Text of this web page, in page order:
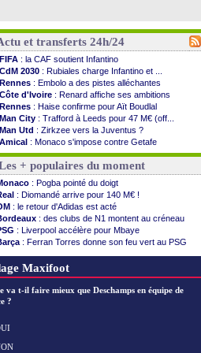
et transferts 24h/24
FIFA : la CAF soutient Infantino
CdM 2030 : Rubiales charge Infantino et ...
Rennes : Embolo a des pistes alléchantes
Côte d'Ivoire : Renard affiche ses ambitions
Rennes : Haise confirme pour Aït Boudlal
Man City : Trafford à Leeds pour 47 M€ (off...
Man Utd : Zirkzee vers la Juventus ?
Amical : Monaco s'impose contre Getafe
Nantes: Der Zakarian et sa relation avec Kita
OM: le club prêt à libérer Kondogbia ?
Monaco: le message touchant d'Akliouche
FIFA: Tebas en remet une couche
FIFA : l'UEFA maintient la pression
PSG: Tebas encense Luis Enrique
Real: Vinicius jusqu'en 2032 (officiel)
Lyon: Mangala va rejoindre Getafe
OM: une offre refusée pour Aguerd
Troyes: Junior Diaz jusqu'en 2030 (officiel)
OM : une offre pour Bulka
PSG
Arsenal
+ populaires du moment
: Pogba pointé du doigt
: Diomandé arrive pour 140 M€ !
: le retour d'Adidas est acté
: des clubs de N1 montent au créneau
: Liverpool accélère pour Mbaye
: Ferran Torres donne son feu vert au PSG
City: Rodri préfère le Barça au Real !
Maxifoot
va t-il faire mieux que Deschamps en équipe de
?